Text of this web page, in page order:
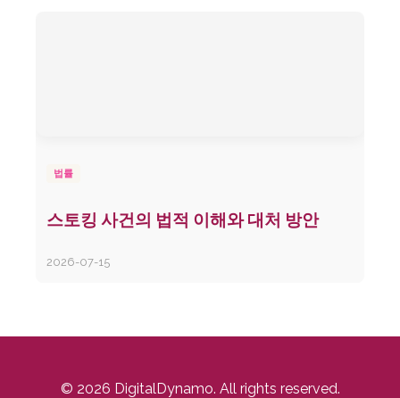
법률
스토킹 사건의 법적 이해와 대처 방안
2026-07-15
© 2026 DigitalDynamo. All rights reserved.